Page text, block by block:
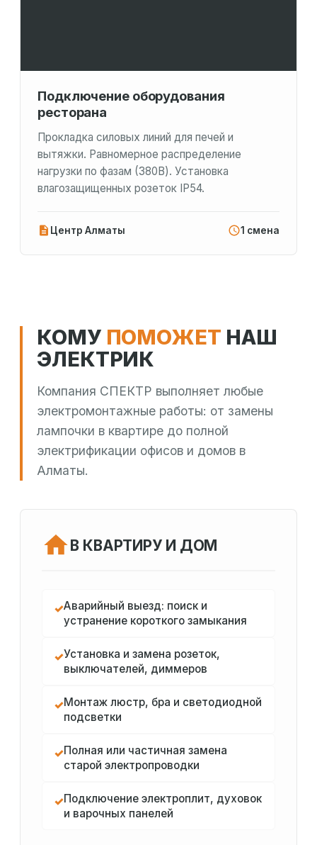
Подключение оборудования
ресторана
Прокладка силовых линий для печей и
вытяжки. Равномерное распределение
нагрузки по фазам (380В). Установка
влагозащищенных розеток IP54.
Центр Алматы 1 смена
КОМУ ПОМОЖЕТ НАШ
ЭЛЕКТРИК
Компания СПЕКТР выполняет любые
электромонтажные работы: от замены
лампочки в квартире до полной
электрификации офисов и домов в
Алматы.
В КВАРТИРУ И ДОМ
✓Аварийный выезд: поиск и
устранение короткого замыкания
✓Установка и замена розеток,
выключателей, диммеров
✓Монтаж люстр, бра и светодиодной
подсветки
✓Полная или частичная замена
старой электропроводки
✓Подключение электроплит, духовок
и варочных панелей